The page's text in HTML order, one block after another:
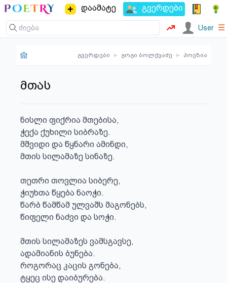
დაამატე გვერდები
User ☰
გვერდები ▸ გოგი ბოლქვაძე ▸ პოეზია
მთას
ნისლი ფიქრია მთებისა,
ჭექა ქუხილი სიბრაზე.
მშვიდი და წყნარი ამინდი,
მთის სილამაზე სინაზე.
თეთრი თოვლია სიბერე,
ჭიუხთა წყება ნაოჭი.
წარბ წამწამ ულვაშს მაგონებს,
წიფელი ნაძვი და სოჭი.
მთის სილამაზეს ვამსგავსე,
ადამიანის ბუნება.
როგორაც კაცის გონება,
ტყეც ისე დაიბურება.